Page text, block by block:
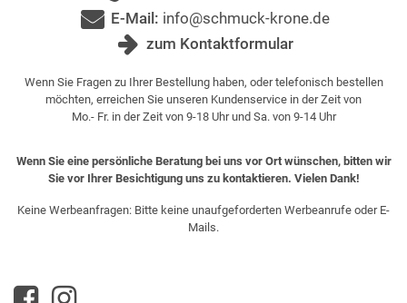
E-Mail: info@schmuck-krone.de
zum Kontaktformular
Wenn Sie Fragen zu Ihrer Bestellung haben, oder telefonisch bestellen
möchten, erreichen Sie unseren Kundenservice in der Zeit von
Mo.- Fr. in der Zeit von 9-18 Uhr und Sa. von 9-14 Uhr
Wenn Sie eine persönliche Beratung bei uns vor Ort wünschen, bitten wir
Sie vor Ihrer Besichtigung uns zu kontaktieren. Vielen Dank!
Keine Werbeanfragen: Bitte keine unaufgeforderten Werbeanrufe oder E-
Mails.